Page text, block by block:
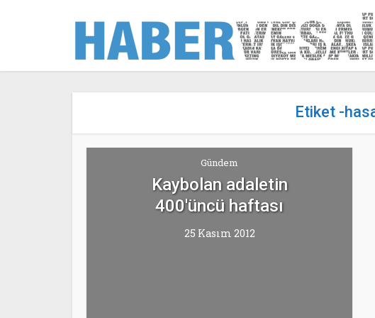
Etiket -
Gündem
Kaybolan adaletin
400'üncü haftası
25 Kasım 2012